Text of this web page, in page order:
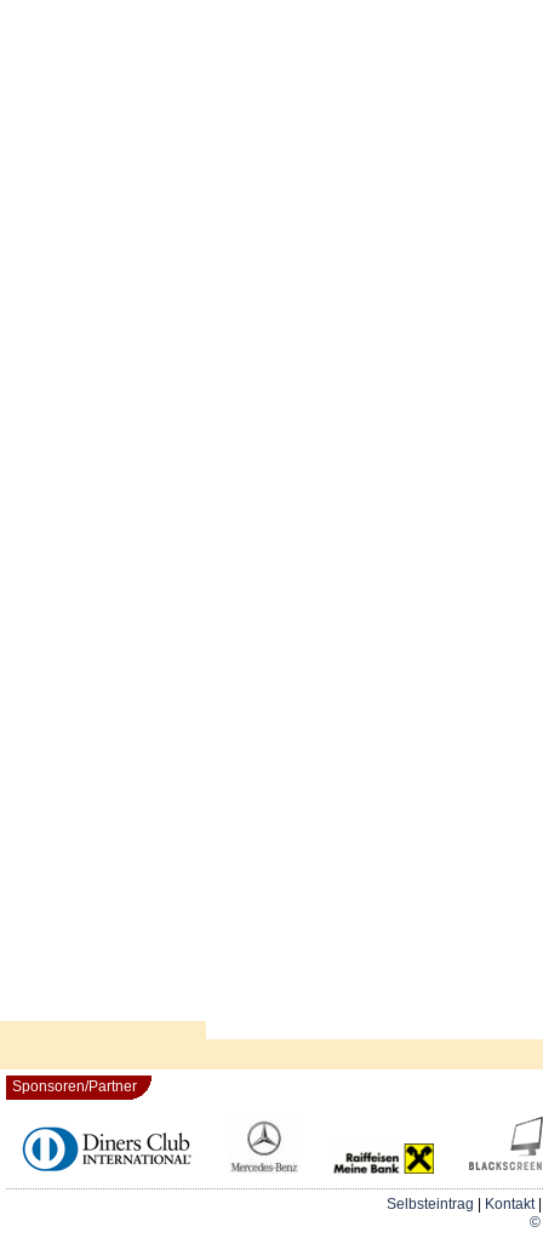
Sponsoren/Partner
Selbsteintrag Kontakt
©